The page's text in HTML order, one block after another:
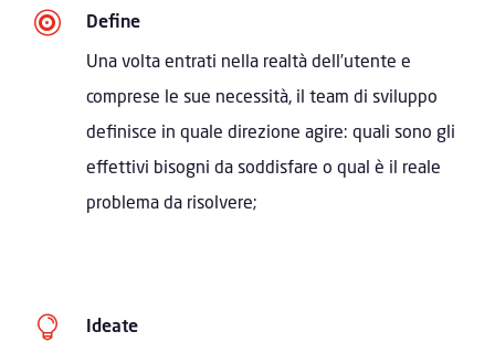

Define
Una volta entrati nella realtà dell’utente e
comprese le sue necessità, il team di sviluppo
definisce in quale direzione agire: quali sono gli
effettivi bisogni da soddisfare o qual è il reale
problema da risolvere;

Ideate